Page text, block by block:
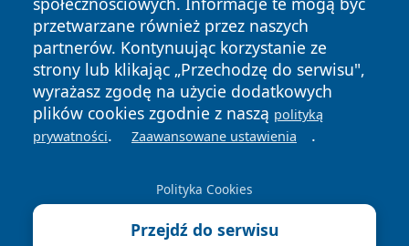
przetwarzane również przez naszych
partnerów. Kontynuując korzystanie ze
strony lub klikając „Przechodzę do serwisu",
wyrażasz zgodę na użycie dodatkowych
plików cookies zgodnie z naszą polityką
prywatności. Zaawansowane ustawienia .
Polityka Cookies
Przejdź do serwisu
Copyright © 2026 24piaseczno.pl Wszystkie prawa
zastrzeżone.
News Autorzy
Polityka
Prywatności
Polityka
Cookies